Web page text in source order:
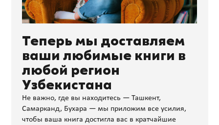
Теперь мы доставляем
ваши любимые книги в
любой регион
Узбекистана
Не важно, где вы находитесь — Ташкент,
Самарканд, Бухара — мы приложим все усилия,
чтобы ваша книга достигла вас в кратчайшие